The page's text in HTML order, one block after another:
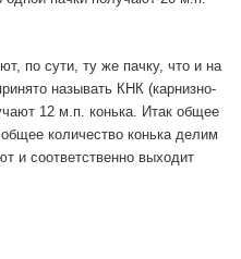
по сути, ту же пачку, что и на
называть КНК (карнизно-
12 м.п. конька. Итак общее
количество конька делим
и соответственно выходит